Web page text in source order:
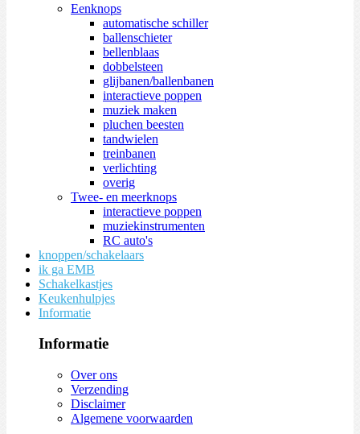
Eenknops
automatische schiller
ballenschieter
bellenblaas
dobbelsteen
glijbanen/ballenbanen
interactieve poppen
muziek maken
pluchen beesten
tandwielen
treinbanen
verlichting
overig
Twee- en meerknops
interactieve poppen
muziekinstrumenten
RC auto's
knoppen/schakelaars
ik ga EMB
Schakelkastjes
Keukenhulpjes
Informatie
Informatie
Over ons
Verzending
Disclaimer
Algemene voorwaarden